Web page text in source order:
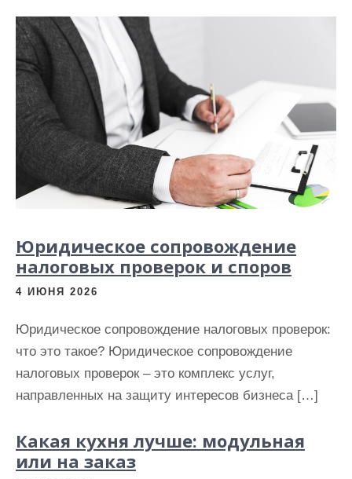
Юридическое сопровождение
налоговых проверок и споров
4 ИЮНЯ 2026
Юридическое сопровождение налоговых проверок:
что это такое? Юридическое сопровождение
налоговых проверок – это комплекс услуг,
направленных на защиту интересов бизнеса […]
Какая кухня лучше: модульная
или на заказ